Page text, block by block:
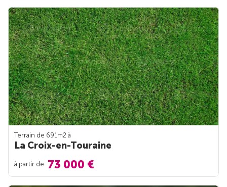
Terrain de 691m2 à
La Croix-en-Touraine
à partir de 73 000 €